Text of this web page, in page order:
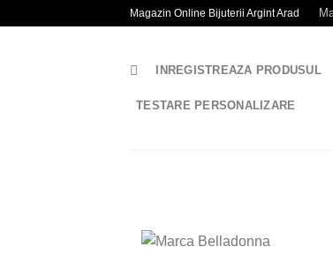
Magazin Online Bijuterii Argint Arad
INREGISTREAZA PRODUSUL
TESTARE PERSONALIZARE